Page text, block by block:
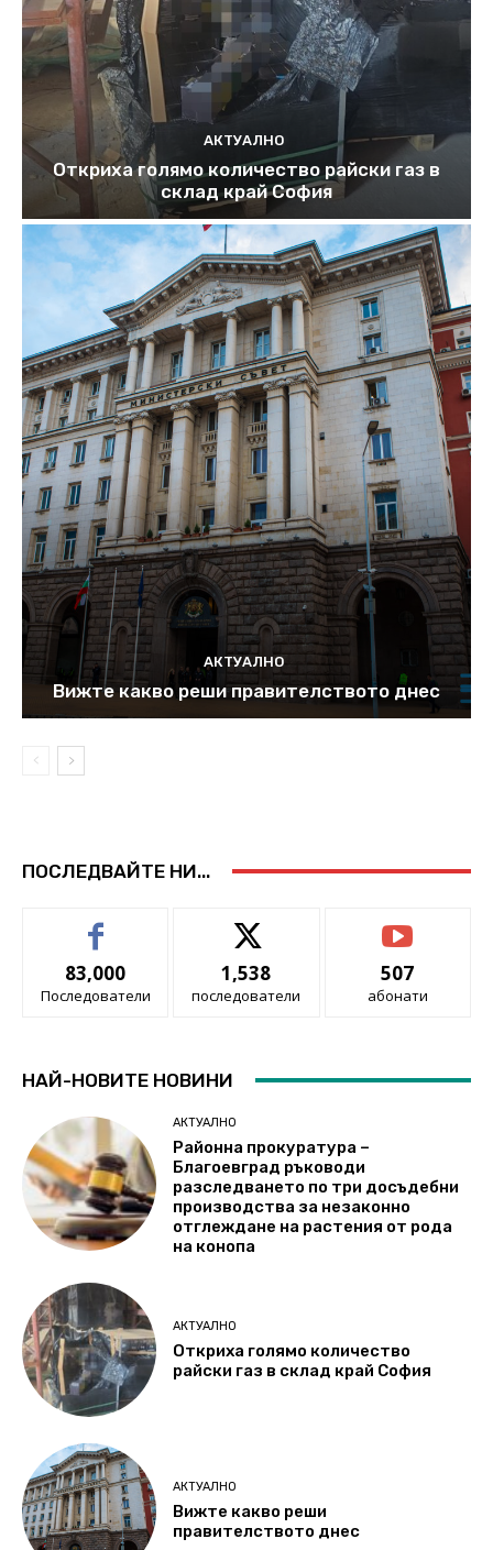
АКТУАЛНО
Откриха голямо количество райски газ в
склад край София
АКТУАЛНО
Вижте какво реши правителството днес
ПОСЛЕДВАЙТЕ НИ...
83,000
Последователи
1,538
последователи
507
абонати
НАЙ-НОВИТЕ НОВИНИ
АКТУАЛНО
Районна прокуратура –
Благоевград ръководи
разследването по три досъдебни
производства за незаконно
отглеждане на растения от рода
на конопа
АКТУАЛНО
Откриха голямо количество
райски газ в склад край София
АКТУАЛНО
Вижте какво реши
правителството днес